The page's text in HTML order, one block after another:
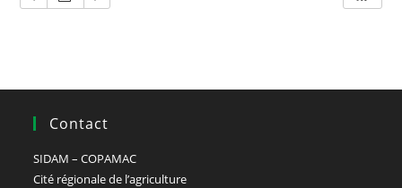
Contact
SIDAM – COPAMAC
Cité régionale de l’agriculture